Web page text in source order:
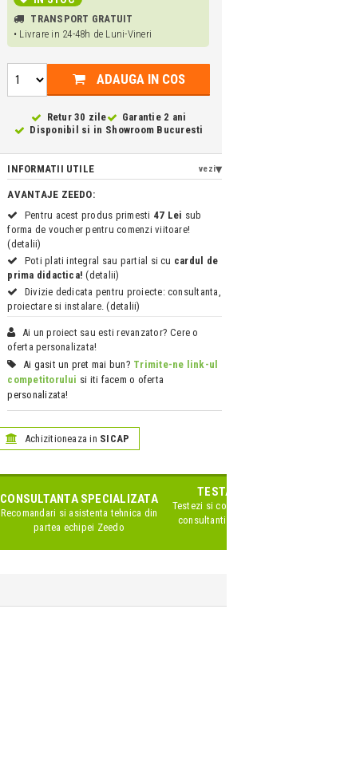
TRANSPORT GRATUIT
• Livrare in 24-48h de Luni-Vineri
ADAUGA IN COS
Retur 30 zile
Garantie 2 ani
Disponibil si in Showroom Bucuresti
INFORMATII UTILE vezi
AVANTAJE ZEEDO:
Pentru acest produs primesti 47 Lei sub
forma de voucher pentru comenzi viitoare!
(detalii)
Poti plati integral sau partial si cu cardul de
prima didactica! (detalii)
Divizie dedicata pentru proiecte: consultanta,
proiectare si instalare. (detalii)
Ai un proiect sau esti revanzator? Cere o
oferta personalizata!
Ai gasit un pret mai bun? Trimite-ne link-ul
competitorului si iti facem o oferta
personalizata!
Achizitioneaza in SICAP
CONSULTANTA SPECIALIZATA
Recomandari si asistenta tehnica din
partea echipei Zeedo
TESTARE IN SHOWROOM
Testezi si compari produsele impreuna cu
consultanti Zeedo specializati pe acest